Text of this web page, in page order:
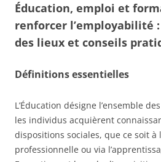
Éducation, emploi et
renforcer l’employabilité
des lieux et conseils
Définitions essentielles
L’Éducation désigne l’ensemble
les individus acquièrent
dispositions sociales, que ce soit à
professionnelle ou via